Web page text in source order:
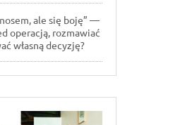
ale się boję” —
operacją, rozmawiać
własną decyzję?